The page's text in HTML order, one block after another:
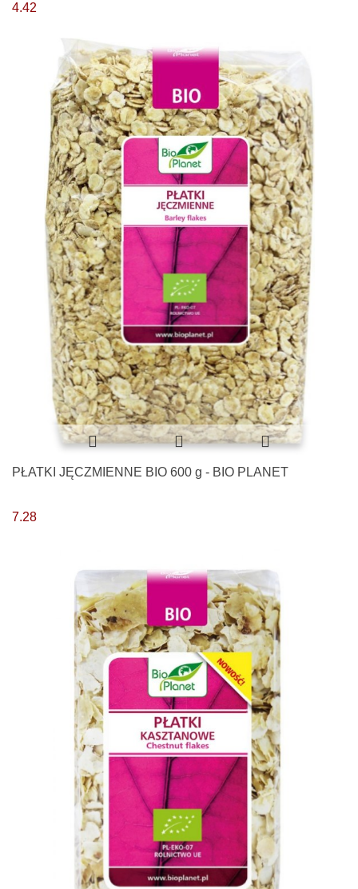
4.42
PŁATKI JĘCZMIENNE BIO 600 g - BIO PLANET
7.28